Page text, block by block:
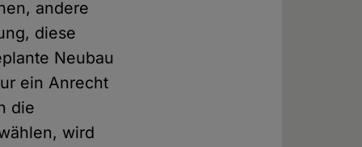
andere
diese
Neubau
ein Anrecht
die
wird